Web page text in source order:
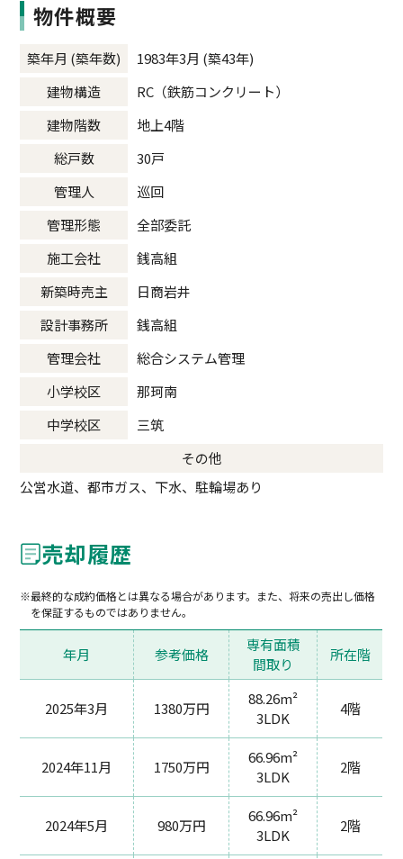
物件概要
築年月 (築年数)
1983年3月 (築43年)
建物構造
RC（鉄筋コンクリート）
建物階数
地上4階
総戸数
30戸
管理人
巡回
管理形態
全部委託
施工会社
銭高組
新築時売主
日商岩井
設計事務所
銭高組
管理会社
総合システム管理
小学校区
那珂南
中学校区
三筑
その他
公営水道、都市ガス、下水、駐輪場あり
売却履歴
最終的な成約価格とは異なる場合があります。また、将来の売出し価格
を保証するものではありません。
年月 参考価格
専有面積
間取り
所在階
2025年3月 1380万円
88.26m²
3LDK
4階
2024年11月 1750万円
66.96m²
3LDK
2階
2024年5月 980万円
66.96m²
3LDK
2階